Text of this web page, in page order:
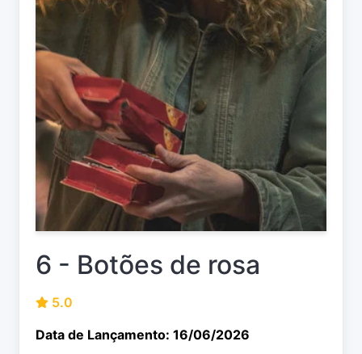
6 - Botões de rosa
5.0
Data de Lançamento: 16/06/2026